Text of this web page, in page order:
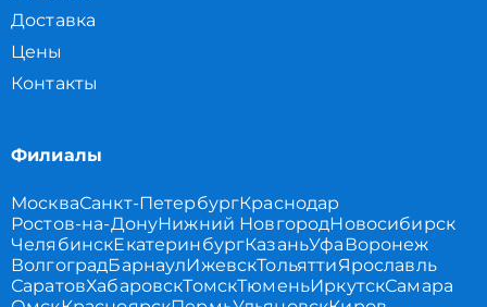
Доставка
Цены
Контакты
Филиалы
МоскваСанкт-ПетербургКраснодар
Ростов-на-ДонуНижний НовгородНовосибирск
ЧелябинскЕкатеринбургКазаньУфаВоронеж
ВолгоградБарнаулИжевскТольяттиЯрославль
СаратовХабаровскТомскТюменьИркутскСамара